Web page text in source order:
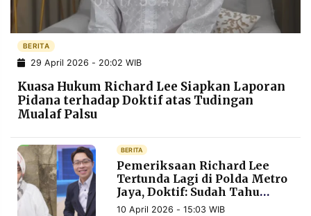
POLICY WARGA
INFORMASI
IKLAN
KIRIM
PENGADUAN TERM
OF
SERVICE
IKUTI
KAMI
BERITA
29 April 2026 - 20:02 WIB
Kuasa Hukum Richard Lee Siapkan Laporan
Pidana terhadap Doktif atas Tudingan
Mualaf Palsu
BERITA
Pemeriksaan Richard Lee
Tertunda Lagi di Polda Metro
Jaya, Doktif: Sudah Tahu
Karakternya
10 April 2026 - 15:03 WIB